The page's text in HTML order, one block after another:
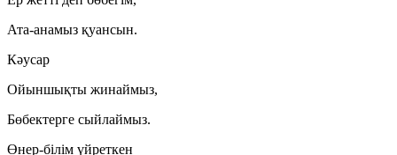
Ата-анамыз қуансын.
Кәусар
Ойыншықты жинаймыз,
Бөбектерге сыйлаймыз.
Өнер-білім үйреткен